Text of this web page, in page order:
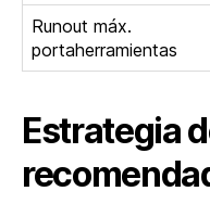
Runout máx.
portaherramientas
Estrategia